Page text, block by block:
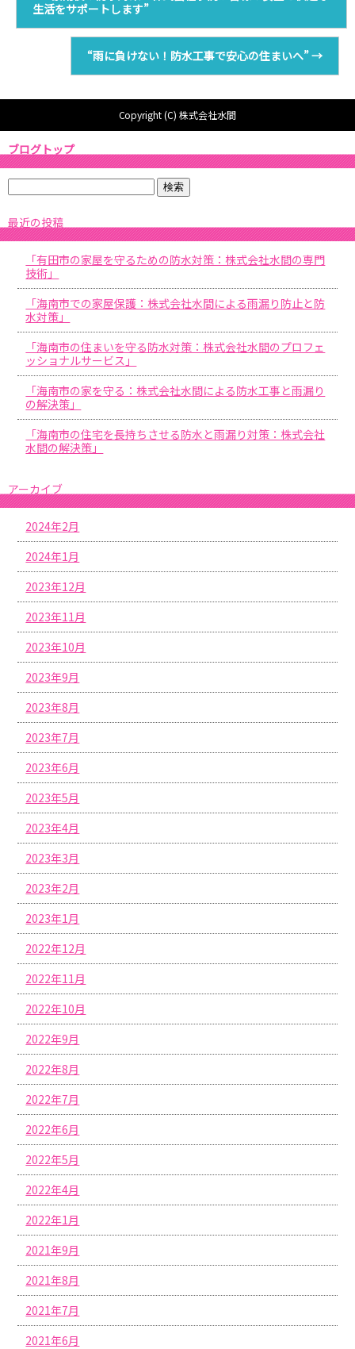
生活をサポートします”
“雨に負けない！防水工事で安心の住まいへ”→
Copyright (C) 株式会社水間
ブログトップ
最近の投稿
「有田市の家屋を守るための防水対策：株式会社水間の専門
技術」
「海南市での家屋保護：株式会社水間による雨漏り防止と防
水対策」
「海南市の住まいを守る防水対策：株式会社水間のプロフェ
ッショナルサービス」
「海南市の家を守る：株式会社水間による防水工事と雨漏り
の解決策」
「海南市の住宅を長持ちさせる防水と雨漏り対策：株式会社
水間の解決策」
アーカイブ
2024年2月
2024年1月
2023年12月
2023年11月
2023年10月
2023年9月
2023年8月
2023年7月
2023年6月
2023年5月
2023年4月
2023年3月
2023年2月
2023年1月
2022年12月
2022年11月
2022年10月
2022年9月
2022年8月
2022年7月
2022年6月
2022年5月
2022年4月
2022年1月
2021年9月
2021年8月
2021年7月
2021年6月